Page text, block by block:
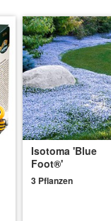
Isotoma 'Blue
Foot®'
3 Pflanzen